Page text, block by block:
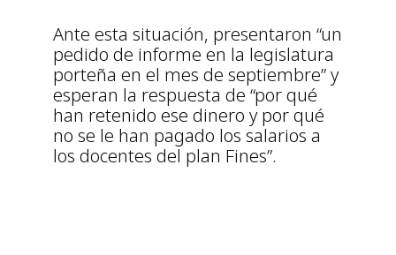
Ante esta situación, presentaron “un
pedido de informe en la legislatura
porteña en el mes de septiembre” y
esperan la respuesta de “por qué
han retenido ese dinero y por qué
no se le han pagado los salarios a
los docentes del plan Fines”.